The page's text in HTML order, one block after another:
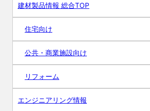
建材製品情報 総合TOP
住宅向け
公共・商業施設向け
リフォーム
エンジニアリング情報